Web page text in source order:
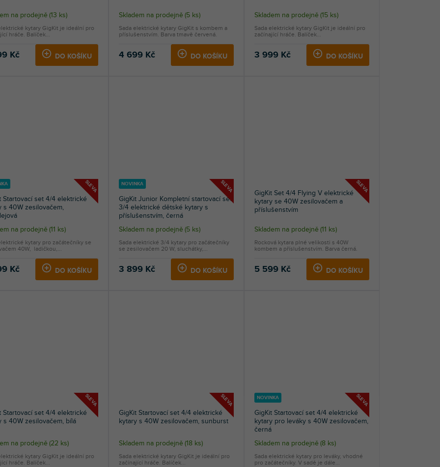
na prodejně (13 ks)
Kč DO KOŠÍKU
kytary GigKit je ideální pro
hráče. Balíček...
hodnocení
produktu
5,0
Skladem na prodejně (5 ks)
4 699 Kč DO KOŠÍKU
Sada elektrické kytary GigKit s kombem a
příslušenstvím. Barva tmavě červená.
hodnocení
produktu
5,0
Skladem na prodejně (15 ks)
3 999 Kč DO KOŠÍKU
Sada elektrické kytary GigKit je ideální pro
začínající hráče. Balíček...
SLEVA
Startovací set 4/4 elektrické
s 40W zesilovačem,
na prodejně (11 ks)
Kč DO KOŠÍKU
kytary pro začátečníky se
40W, ladičkou,...
SLEVA
NOVINKA
GigKit Junior Kompletní startovací set
3/4 elektrické dětské kytary s
příslušenstvím, černá
Skladem na prodejně (5 ks)
3 899 Kč DO KOŠÍKU
Sada elektrické 3/4 kytary pro začátečníky
se zesilovačem 20 W, sluchátky,...
SLEVA
GigKit Set 4/4 Flying V elektrické
kytary se 40W zesilovačem a
příslušenstvím
hodnocení
produktu
5,0
Skladem na prodejně (11 ks)
5 599 Kč DO KOŠÍKU
Rocková kytara plné velikosti s 40W
kombem a příslušenstvím. Barva černá.
SLEVA
Startovací set 4/4 elektrické
s 40W zesilovačem, bílá
na prodejně (22 ks)
kytary GigKit je ideální pro
hráče. Balíček...
SLEVA
GigKit Startovací set 4/4 elektrické
kytary s 40W zesilovačem, sunburst
Skladem na prodejně (18 ks)
Sada elektrické kytary GigKit je ideální pro
začínající hráče. Balíček...
SLEVA
NOVINKA
GigKit Startovací set 4/4 elektrické
kytary pro leváky s 40W zesilovačem,
černá
Skladem na prodejně (8 ks)
Sada elektrické kytary pro leváky, vhodné
pro začátečníky. V sadě je dále...